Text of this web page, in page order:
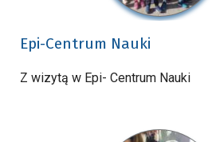
Epi-Centrum Nauki
Z wizytą w Epi- Centrum Nauki